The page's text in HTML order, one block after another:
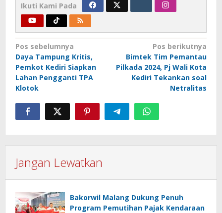
Ikuti Kami Pada
Navigasi
pos
Pos sebelumnya
Daya Tampung Kritis,
Pemkot Kediri Siapkan
Lahan Pengganti TPA
Klotok
Pos berikutnya
Bimtek Tim Pemantau
Pilkada 2024, Pj Wali Kota
Kediri Tekankan soal
Netralitas
Jangan Lewatkan
Bakorwil Malang Dukung Penuh
Program Pemutihan Pajak Kendaraan